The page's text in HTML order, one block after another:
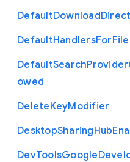
DefaultDownload
DefaultHandlersForFile
DefaultSearchProvider
owed
DeleteKeyModifier
DesktopSharingHub
DevToolsGoogle